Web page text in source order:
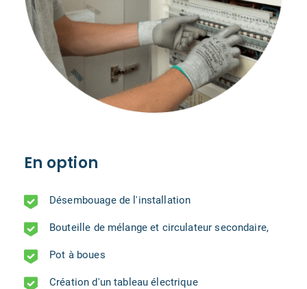
En option
Désembouage de l'installation
Bouteille de mélange et circulateur secondaire,
Pot à boues
Création d'un tableau électrique